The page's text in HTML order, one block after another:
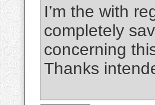
I’m the with
completely
concerning
Thanks